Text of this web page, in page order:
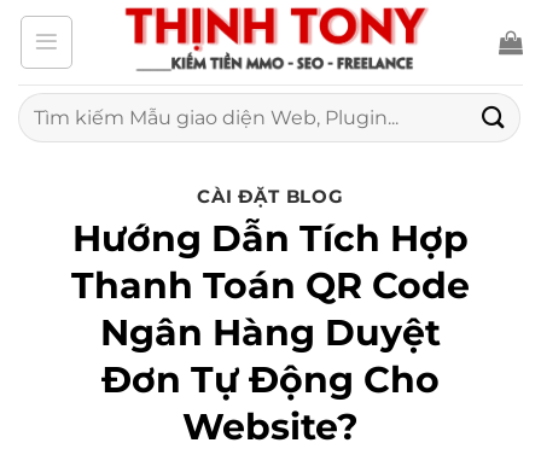
Bỏ
qua
nội
dung
Tìm
kiếm:
CÀI ĐẶT BLOG
Hướng Dẫn Tích Hợp
Thanh Toán QR Code
Ngân Hàng Duyệt
Đơn Tự Động Cho
Website?